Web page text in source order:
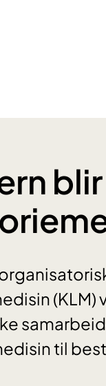
blir
(KLM)
til